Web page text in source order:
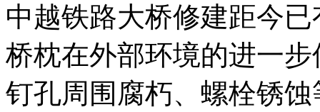
中越铁路大桥修建距今
桥枕在外部环境的进一
钉孔周围腐朽、螺栓锈